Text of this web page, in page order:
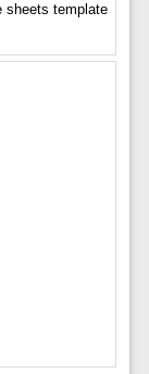
sheets template